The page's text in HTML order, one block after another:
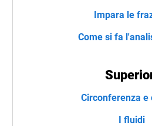
Impara le
Come si fa
Circonferenza e
I fluidi